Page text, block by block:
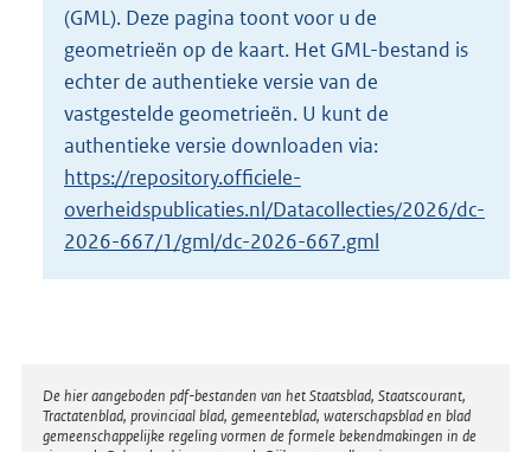
t
e
:
7
9
K
(GML). Deze pagina toont voor u de
geometrieën op de kaart. Het GML-bestand is
echter de authentieke versie van de
vastgestelde geometrieën. U kunt de
authentieke versie downloaden via:
https://repository.officiele-
overheidspublicaties.nl/Datacollecties/2026/dc-
2026-667/1/gml/dc-2026-667.gml
Disclaimer
De hier aangeboden pdf-bestanden van het Staatsblad, Staatscourant,
Tractatenblad, provinciaal blad, gemeenteblad, waterschapsblad en blad
gemeenschappelijke regeling vormen de formele bekendmakingen in de